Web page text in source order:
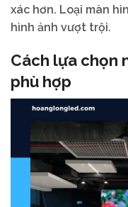
xác hơn. Loại màn
hình ảnh vượt trội.
Cách lựa chọn
phù hợp